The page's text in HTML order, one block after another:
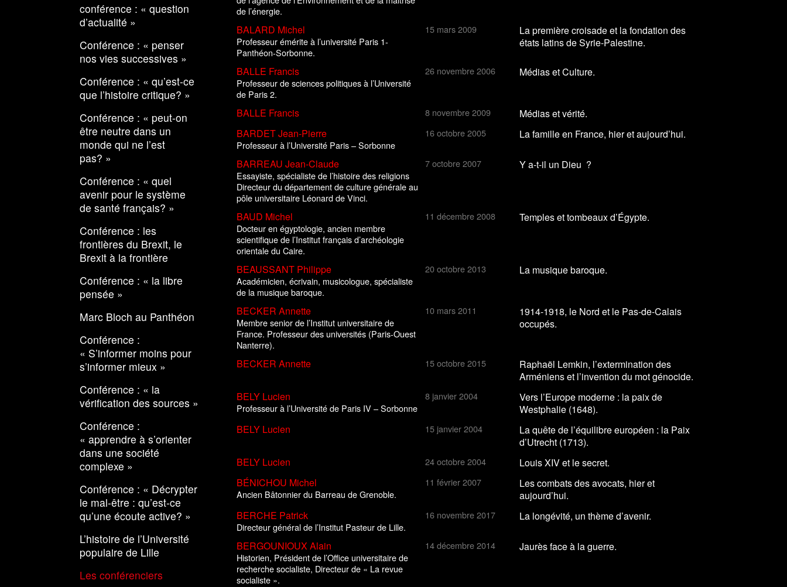
conférence : « question
d’actualité »
Conférence : « penser
nos vies successives »
Conférence : « qu’est-ce
que l’histoire critique? »
Conférence : « peut-on
être neutre dans un
monde qui ne l’est
pas? »
Conférence : « quel
avenir pour le système
de santé français? »
Conférence : les
frontières du Brexit, le
Brexit à la frontière
Conférence : « la libre
pensée »
Marc Bloch au Panthéon
Conférence :
« S’informer moins pour
s’informer mieux »
Conférence : « la
vérification des sources »
Conférence :
« apprendre à s’orienter
dans une société
complexe »
Conférence : « Décrypter
le mal-être : qu’est-ce
qu’une écoute active? »
L’histoire de l’Université
populaire de Lille
Les conférenciers
de l’énergie.
BALARD Michel
Professeur émérite à l’université Paris 1-
Panthéon-Sorbonne.
15 mars 2009
La première croisade et la fondation des
états latins de Syrie-Palestine.
BALLE Francis
Professeur de sciences politiques à l’Université
de Paris 2.
26 novembre 2006 Médias et Culture.
BALLE Francis 8 novembre 2009
Médias et vérité.
BARDET Jean-Pierre
Professeur à l’Université Paris – Sorbonne
16 octobre 2005 La famille en France, hier et aujourd’hui.
BARREAU Jean-Claude
Essayiste, spécialiste de l’histoire des religions
Directeur du département de culture générale au
pôle universitaire Léonard de Vinci.
7 octobre 2007 Y a-t-il un Dieu ?
BAUD Michel
Docteur en égyptologie, ancien membre
scientifique de l’Institut français d’archéologie
orientale du Caire.
11 décembre 2008 Temples et tombeaux d’Égypte.
BEAUSSANT Philippe
Académicien, écrivain, musicologue, spécialiste
de la musique baroque.
20 octobre 2013 La musique baroque.
BECKER Annette
Membre senior de l’Institut universitaire de
France. Professeur des universités (Paris-Ouest
Nanterre).
10 mars 2011
1914-1918, le Nord et le Pas-de-Calais
occupés.
BECKER Annette 15 octobre 2015
Raphaël Lemkin, l’extermination des
Arméniens et l’invention du mot génocide.
BELY Lucien
Professeur à l’Université de Paris IV – Sorbonne
8 janvier 2004
Vers l’Europe moderne : la paix de
Westphalie (1648).
BELY Lucien
15 janvier 2004
La quête de l’équilibre européen : la Paix
d’Utrecht (1713).
BELY Lucien
24 octobre 2004
Louis XIV et le secret.
BÉNICHOU Michel
Ancien Bâtonnier du Barreau de Grenoble.
11 février 2007
Les combats des avocats, hier et
aujourd’hui.
BERCHE Patrick
Directeur général de l’Institut Pasteur de Lille.
16 novembre 2017 La longévité, un thème d’avenir.
BERGOUNIOUX Alain
Historien, Président de l’Office universitaire de
recherche socialiste, Directeur de « La revue
socialiste ».
14 décembre 2014 Jaurès face à la guerre.